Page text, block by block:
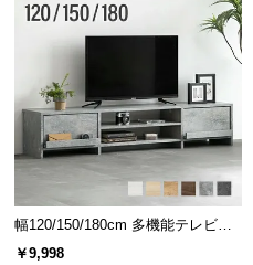
幅120/150/180cm 多機能テレビボ
ード 木目/石目調 オープン収納・
￥9,998